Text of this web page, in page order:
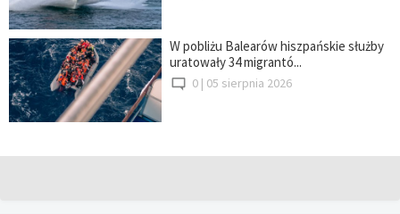
W pobliżu Balearów hiszpańskie służby
uratowały 34 migrantó...
0 | 05 sierpnia 2026